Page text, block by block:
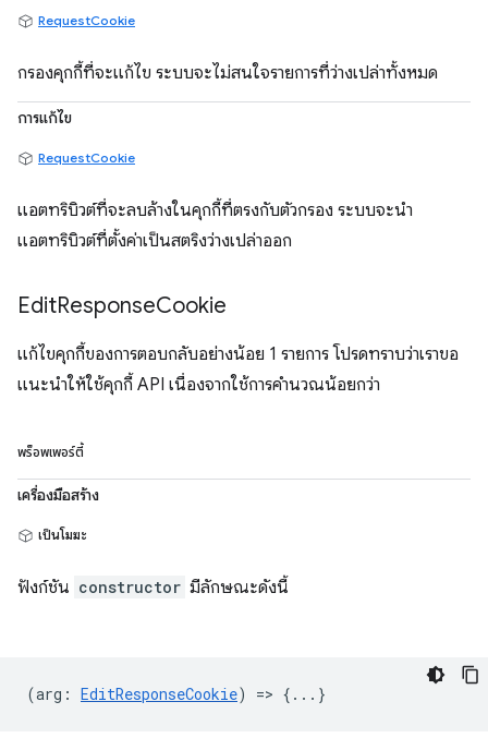
RequestCookie
กรองคุกกี้ที่จะแก้ไข ระบบจะไม่สนใจรายการที่ว่างเปล่าทั้งหมด
การแก้ไข
RequestCookie
แอตทริบิวต์ที่จะลบล้างในคุกกี้ที่ตรงกับตัวกรอง ระบบจะนำ
แอตทริบิวต์ที่ตั้งค่าเป็นสตริงว่างเปล่าออก
EditResponseCookie
แก้ไขคุกกี้ของการตอบกลับอย่างน้อย 1 รายการ โปรดทราบว่าเราขอ
แนะนำให้ใช้คุกกี้ API เนื่องจากใช้การคำนวณน้อยกว่า
พร็อพเพอร์ตี้
เครื่องมือสร้าง
เป็นโมฆะ
ฟังก์ชัน constructor มีลักษณะดังนี้
(arg : EditResponseCookie) => {...}